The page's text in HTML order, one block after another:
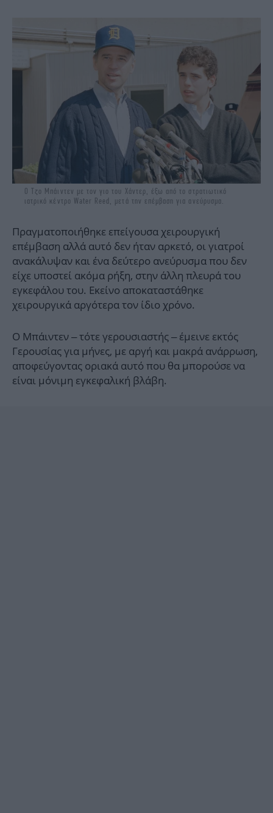
Ο Τζο Μπάιντεν με τον γιο του Χάντερ, έξω από το στρατιωτικό
ιατρικό κέντρο Water Reed, μετά την επέμβαση για ανεύρυσμα.
Πραγματοποιήθηκε επείγουσα χειρουργική
επέμβαση αλλά αυτό δεν ήταν αρκετό, οι γιατροί
ανακάλυψαν και ένα δεύτερο ανεύρυσμα που δεν
είχε υποστεί ακόμα ρήξη, στην άλλη πλευρά του
εγκεφάλου του. Εκείνο αποκαταστάθηκε
χειρουργικά αργότερα τον ίδιο χρόνο.
Ο Μπάιντεν – τότε γερουσιαστής – έμεινε εκτός
Γερουσίας για μήνες, με αργή και μακρά ανάρρωση,
αποφεύγοντας οριακά αυτό που θα μπορούσε να
είναι μόνιμη εγκεφαλική βλάβη.